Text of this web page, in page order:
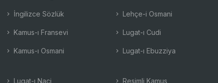
İngilizce Sözlük
Kamus-ı Fransevi
Kamus-ı Osmani
Lehçe-i Osmani
Lugat-ı Cudi
Lugat-ı Ebuzziya
Lugat-ı Naci Resimli Kamus